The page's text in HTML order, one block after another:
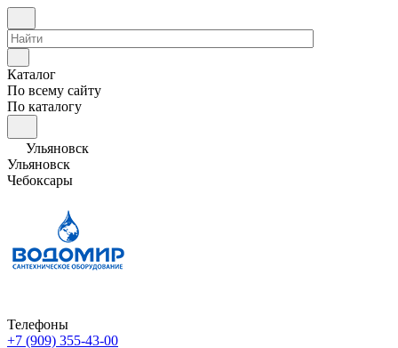
Каталог
По всему сайту
По каталогу
Ульяновск
Ульяновск
Чебоксары
Телефоны
+7 (909) 355-43-00